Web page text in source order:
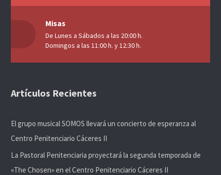
Misas
De Lunes a Sábados a las 20:00 h.
Domingos a las 11:00 h. y 12:30 h.
Artículos Recientes
El grupo musical SOMOS llevará un concierto de esperanza al
Centro Penitenciario Cáceres II
La Pastoral Penitenciaria proyectará la segunda temporada de
«The Chosen» en el Centro Penitenciario Cáceres II